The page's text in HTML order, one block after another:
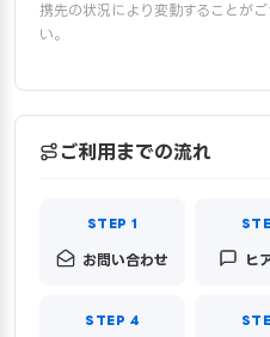
携先の状況により変動することが
い。
ご利用までの流れ
お問い合わせ ヒ